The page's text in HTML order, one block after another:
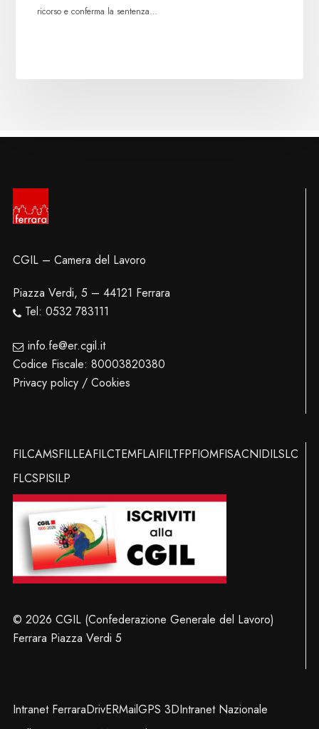
ricorso e conferma la sentenza…
CGIL – Camera del Lavoro
Piazza Verdi, 5 – 44121 Ferrara
Tel: 0532 783111
info.fe@er.cgil.it
Codice Fiscale: 80003820380
Privacy policy / Cookies
FILCAMSFILLEAFILCTEMFLAIFILTFPFIOMFISACNIDILSLC
FLCSPISILP
© 2026 CGIL (Confederazione Generale del Lavoro)
Ferrara Piazza Verdi 5
Intranet FerraraDrivERMailGPS 3DIntranet Nazionale